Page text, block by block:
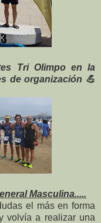
Tri Olimpo en la
de organización 💪
Masculina.....
el más en forma
volvía a realizar una